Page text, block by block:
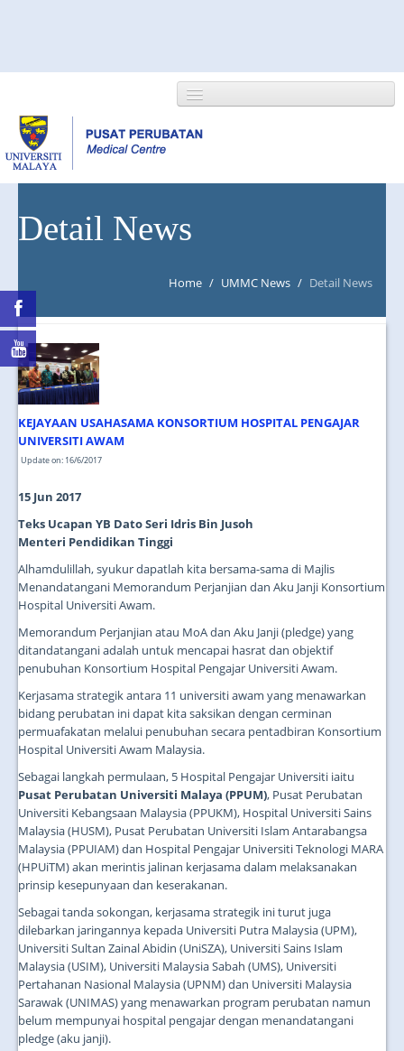
NEWS/EVENTS
Detail News
Home / UMMC News / Detail News
KEJAYAAN USAHASAMA KONSORTIUM HOSPITAL PENGAJAR
UNIVERSITI AWAM
Update on: 16/6/2017
15 Jun 2017
Teks Ucapan YB Dato Seri Idris Bin Jusoh
Menteri Pendidikan Tinggi
Alhamdulillah, syukur dapatlah kita bersama-sama di Majlis
Menandatangani Memorandum Perjanjian dan Aku Janji Konsortium
Hospital Universiti Awam.
Memorandum Perjanjian atau MoA dan Aku Janji (pledge) yang
ditandatangani adalah untuk mencapai hasrat dan objektif
penubuhan Konsortium Hospital Pengajar Universiti Awam.
Kerjasama strategik antara 11 universiti awam yang menawarkan
bidang perubatan ini dapat kita saksikan dengan cerminan
permuafakatan melalui penubuhan secara pentadbiran Konsortium
Hospital Universiti Awam Malaysia.
Sebagai langkah permulaan, 5 Hospital Pengajar Universiti iaitu
Pusat Perubatan Universiti Malaya (PPUM), Pusat Perubatan
Universiti Kebangsaan Malaysia (PPUKM), Hospital Universiti Sains
Malaysia (HUSM), Pusat Perubatan Universiti Islam Antarabangsa
Malaysia (PPUIAM) dan Hospital Pengajar Universiti Teknologi MARA
(HPUiTM) akan merintis jalinan kerjasama dalam melaksanakan
prinsip kesepunyaan dan keserakanan.
Sebagai tanda sokongan, kerjasama strategik ini turut juga
dilebarkan jaringannya kepada Universiti Putra Malaysia (UPM),
Universiti Sultan Zainal Abidin (UniSZA), Universiti Sains Islam
Malaysia (USIM), Universiti Malaysia Sabah (UMS), Universiti
Pertahanan Nasional Malaysia (UPNM) dan Universiti Malaysia
Sarawak (UNIMAS) yang menawarkan program perubatan namun
belum mempunyai hospital pengajar dengan menandatangani
pledge (aku janji).